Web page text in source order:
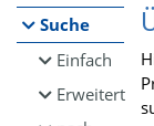
Suche
Einfach
Erweitert